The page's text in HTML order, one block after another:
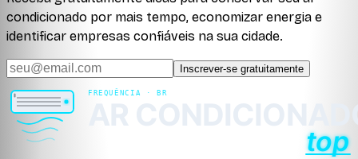
condicionado por mais tempo, economizar energia e
identificar empresas confiáveis na sua cidade.
Inscrever-se gratuitamente